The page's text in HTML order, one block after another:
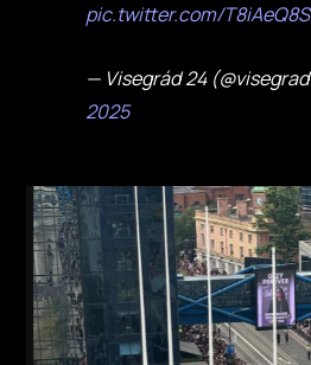
pic.twitter.com/
— Visegrád 24
2025